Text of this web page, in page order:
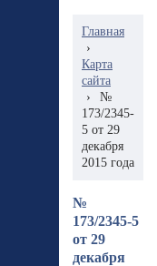
Главная
›
Карта
сайта
›
№
173/2345-
5 от 29
декабря
2015 года
№
173/2345-5
от 29
декабря